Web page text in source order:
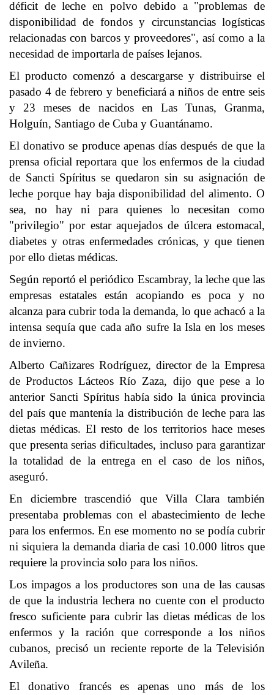
déficit de leche en polvo debido a "problemas de
disponibilidad de fondos y circunstancias logísticas
relacionadas con barcos y proveedores", así como a la
necesidad de importarla de países lejanos.
El producto comenzó a descargarse y distribuirse el
pasado 4 de febrero y beneficiará a niños de entre seis
y 23 meses de nacidos en Las Tunas, Granma,
Holguín, Santiago de Cuba y Guantánamo.
El donativo se produce apenas días después de que la
prensa oficial reportara que los enfermos de la ciudad
de Sancti Spíritus se quedaron sin su asignación de
leche porque hay baja disponibilidad del alimento. O
sea, no hay ni para quienes lo necesitan como
"privilegio" por estar aquejados de úlcera estomacal,
diabetes y otras enfermedades crónicas, y que tienen
por ello dietas médicas.
Según reportó el periódico Escambray, la leche que las
empresas estatales están acopiando es poca y no
alcanza para cubrir toda la demanda, lo que achacó a la
intensa sequía que cada año sufre la Isla en los meses
de invierno.
Alberto Cañizares Rodríguez, director de la Empresa
de Productos Lácteos Río Zaza, dijo que pese a lo
anterior Sancti Spíritus había sido la única provincia
del país que mantenía la distribución de leche para las
dietas médicas. El resto de los territorios hace meses
que presenta serias dificultades, incluso para garantizar
la totalidad de la entrega en el caso de los niños,
aseguró.
En diciembre trascendió que Villa Clara también
presentaba problemas con el abastecimiento de leche
para los enfermos. En ese momento no se podía cubrir
ni siquiera la demanda diaria de casi 10.000 litros que
requiere la provincia solo para los niños.
Los impagos a los productores son una de las causas
de que la industria lechera no cuente con el producto
fresco suficiente para cubrir las dietas médicas de los
enfermos y la ración que corresponde a los niños
cubanos, precisó un reciente reporte de la Televisión
Avileña.
El donativo francés es apenas uno más de los